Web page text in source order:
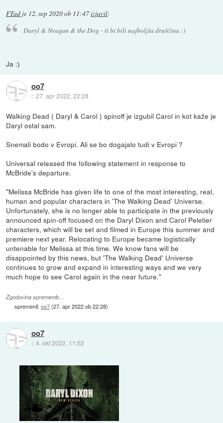
FTad je 12. sep 2020 ob 11:47izjavil:
Daryl & Neagan & the Dog - ti bi bili najboljša druščina :)
Ja :)
oo7
::27. apr 2022, 22:28
Walking Dead ( Daryl & Carol ) spinoff je izgubil Carol in kot kaže je
Daryl ostal sam.
Snemali bodo v Evropi. Ali se bo dogajalo tudi v Evropi ?
Universal released the following statement in response to
McBride's departure.
"Melissa McBride has given life to one of the most interesting, real,
human and popular characters in 'The Walking Dead' Universe.
Unfortunately, she is no longer able to participate in the previously
announced spin-off focused on the Daryl Dixon and Carol Peletier
characters, which will be set and filmed in Europe this summer and
premiere next year. Relocating to Europe became logistically
untenable for Melissa at this time. We know fans will be
disappointed by this news, but 'The Walking Dead' Universe
continues to grow and expand in interesting ways and we very
much hope to see Carol again in the near future."
Zgodovina sprememb…
spremenil:oo7(27. apr 2022 ob 22:28)
oo7
::4. okt 2022, 11:52